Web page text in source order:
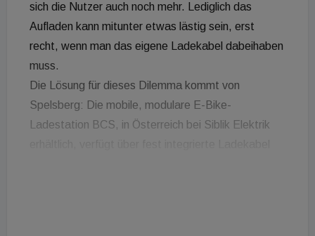
sich die Nutzer auch noch mehr. Lediglich das
Aufladen kann mitunter etwas lästig sein, erst
recht, wenn man das eigene Ladekabel dabeihaben
muss.
Die Lösung für dieses Dilemma kommt von
Spelsberg: Die mobile, modulare E-Bike-
Ladestation BCS, in Österreich bei Siblik Elektrik